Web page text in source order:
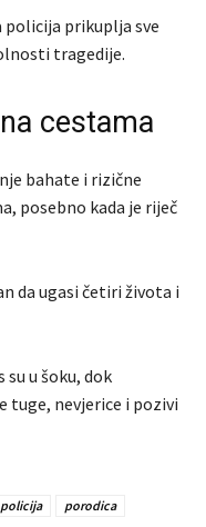
prikuplja sve
tragedije.
cestama
bahate i rizične
posebno kada je riječ
da ugasi četiri života i
su u šoku, dok
tuge, nevjerice i pozivi
policija
porodica